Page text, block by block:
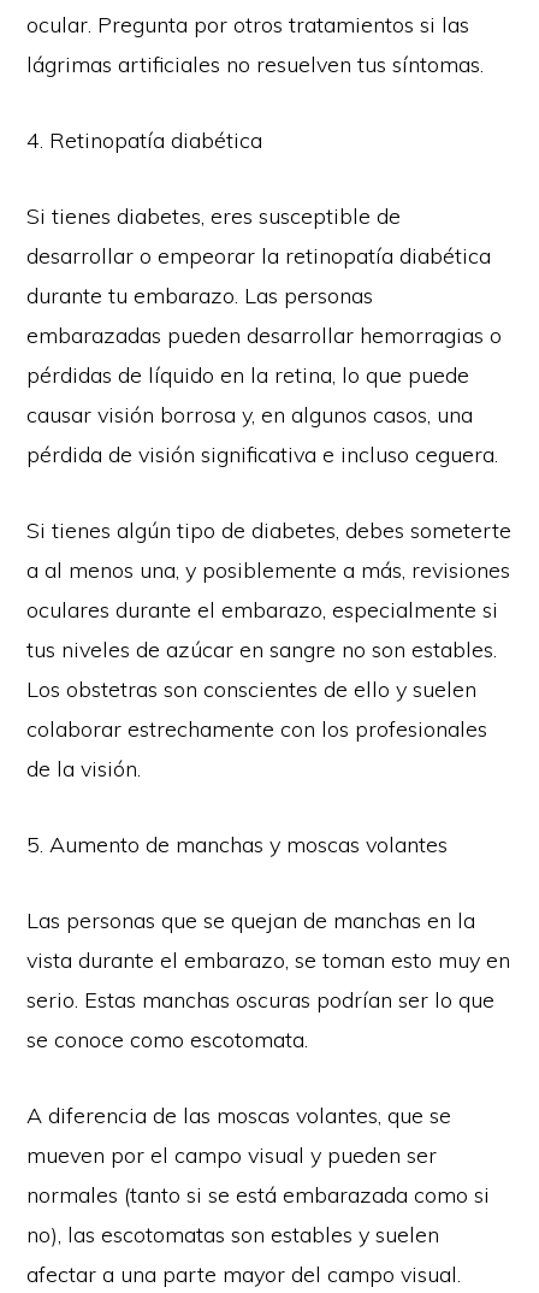
ocular. Pregunta por otros tratamientos si las
lágrimas artificiales no resuelven tus síntomas.
4. Retinopatía diabética
Si tienes diabetes, eres susceptible de
desarrollar o empeorar la retinopatía diabética
durante tu embarazo. Las personas
embarazadas pueden desarrollar hemorragias o
pérdidas de líquido en la retina, lo que puede
causar visión borrosa y, en algunos casos, una
pérdida de visión significativa e incluso ceguera.
Si tienes algún tipo de diabetes, debes someterte
a al menos una, y posiblemente a más, revisiones
oculares durante el embarazo, especialmente si
tus niveles de azúcar en sangre no son estables.
Los obstetras son conscientes de ello y suelen
colaborar estrechamente con los profesionales
de la visión.
5. Aumento de manchas y moscas volantes
Las personas que se quejan de manchas en la
vista durante el embarazo, se toman esto muy en
serio. Estas manchas oscuras podrían ser lo que
se conoce como escotomata.
A diferencia de las moscas volantes, que se
mueven por el campo visual y pueden ser
normales (tanto si se está embarazada como si
no), las escotomatas son estables y suelen
afectar a una parte mayor del campo visual.